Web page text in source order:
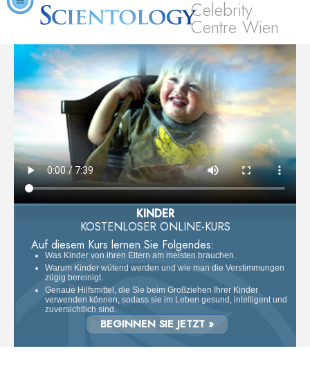
Celebrity
Centre Wien
KINDER
KOSTENLOSER ONLINE-KURS
Auf diesem Kurs lernen Sie Folgendes:
Was Kinder von ihren Eltern am meisten brauchen.
Warum Kinder wütend werden und wie man die Verstimmungen
zügig bereinigt.
Genaue Hilfsmittel, die Sie beim Großziehen Ihrer Kinder
verwenden können, sodass sie im Leben gesund, intelligent und
zuversichtlich sind.
BEGINNEN SIE JETZT »